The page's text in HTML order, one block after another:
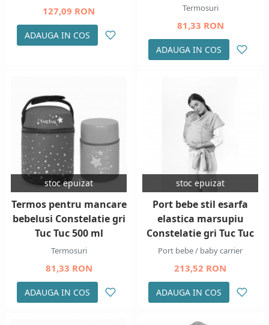
127,09 RON
ADAUGA IN COS
Termosuri
81,33 RON
ADAUGA IN COS
stoc epuizat
Termos pentru mancare
bebelusi Constelatie gri
Tuc Tuc 500 ml
Termosuri
81,33 RON
ADAUGA IN COS
stoc epuizat
Port bebe stil esarfa
elastica marsupiu
Constelatie gri Tuc Tuc
Port bebe / baby carrier
213,52 RON
ADAUGA IN COS